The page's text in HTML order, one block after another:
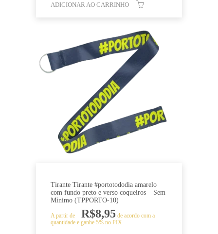
ADICIONAR AO CARRINHO
Tirante Tirante #portotododia amarelo
com fundo preto e verso coqueiros – Sem
Mínimo (TPPORTO-10)
A partir de R$8,95 de acordo com a
quantidade e ganhe 5% no PIX